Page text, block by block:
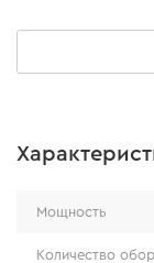
что
реализована
Мощность
Количество